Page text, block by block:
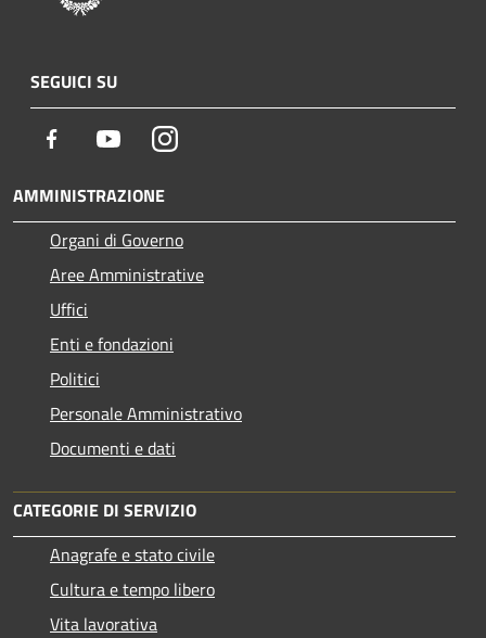
SEGUICI SU
Facebook YoutubeInstagram
AMMINISTRAZIONE
Organi di Governo
Aree Amministrative
Uffici
Enti e fondazioni
Politici
Personale Amministrativo
Documenti e dati
CATEGORIE DI SERVIZIO
Anagrafe e stato civile
Cultura e tempo libero
Vita lavorativa